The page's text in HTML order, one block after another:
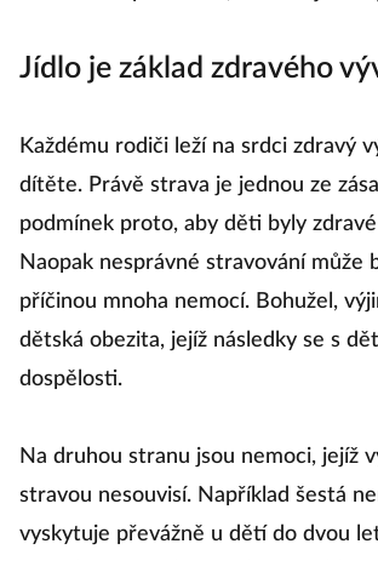
Jídlo je základ zdravého
Každému rodiči leží na srdci zdravý
dítěte. Právě strava je jednou ze
podmínek proto, aby děti byly
Naopak nesprávné stravování může
příčinou mnoha nemocí. Bohužel,
dětská obezita, jejíž následky se s
dospělosti.
Na druhou stranu jsou nemoci, jejíž
stravou nesouvisí. Například šestá
vyskytuje převážně u dětí do dvou